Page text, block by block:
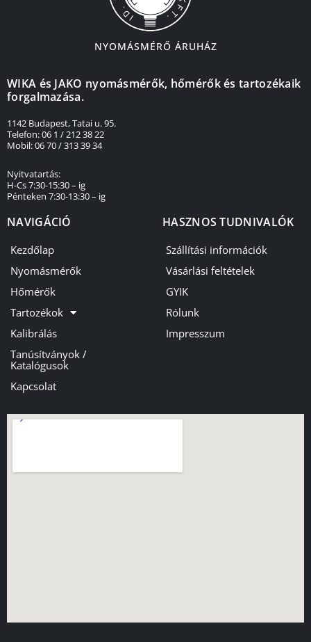
NYOMÁSMÉRŐ ÁRUHÁZ
WIKA és JAKO nyomásmérők, hőmérők és tartozékaik
forgalmazása.
1142 Budapest, Tatai u. 95.
Telefon: 06 1 / 212 38 22
Mobil: 06 70 / 313 39 34
Nyitvatartás:
H-Cs 7:30-15:30 – ig
Pénteken 7:30-13:30 – ig
NAVIGÁCIÓ
Kezdőlap
Nyomásmérők
Hőmérők
Tartozékok
Kalibrálás
Tanúsítványok /
Katalógusok
Kapcsolat
HASZNOS TUDNIVALÓK
Szállítási információk
Vásárlási feltételek
GYIK
Rólunk
Impresszum